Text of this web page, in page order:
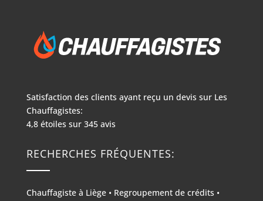
Satisfaction des clients ayant reçu un devis sur Les
Chauffagistes:
4,8étoiles sur 345avis
RECHERCHES FRÉQUENTES:
Chauffagiste à Liège• Regroupement de crédits •